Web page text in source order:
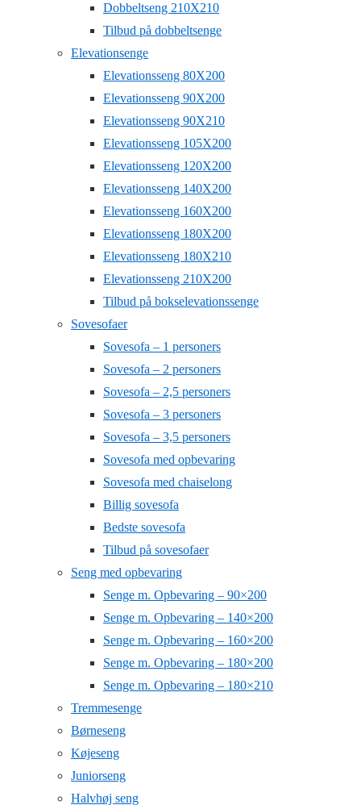
Dobbeltseng 210X210
Tilbud på dobbeltsenge
Elevationsenge
Elevationsseng 80X200
Elevationsseng 90X200
Elevationsseng 90X210
Elevationsseng 105X200
Elevationsseng 120X200
Elevationsseng 140X200
Elevationsseng 160X200
Elevationsseng 180X200
Elevationsseng 180X210
Elevationsseng 210X200
Tilbud på bokselevationssenge
Sovesofaer
Sovesofa – 1 personers
Sovesofa – 2 personers
Sovesofa – 2,5 personers
Sovesofa – 3 personers
Sovesofa – 3,5 personers
Sovesofa med opbevaring
Sovesofa med chaiselong
Billig sovesofa
Bedste sovesofa
Tilbud på sovesofaer
Seng med opbevaring
Senge m. Opbevaring – 90×200
Senge m. Opbevaring – 140×200
Senge m. Opbevaring – 160×200
Senge m. Opbevaring – 180×200
Senge m. Opbevaring – 180×210
Tremmesenge
Børneseng
Køjeseng
Juniorseng
Halvhøj seng